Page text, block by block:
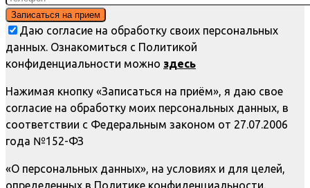
Даю согласие на обработку своих персональных
данных. Ознакомиться с Политикой
конфиденциальности можно здесь
Нажимая кнопку «Записаться на приём», я даю свое
согласие на обработку моих персональных данных, в
соответствии с Федеральным законом от 27.07.2006
года №152-ФЗ
«О персональных данных», на условиях и для целей,
определенных в Политике конфиденциальности.